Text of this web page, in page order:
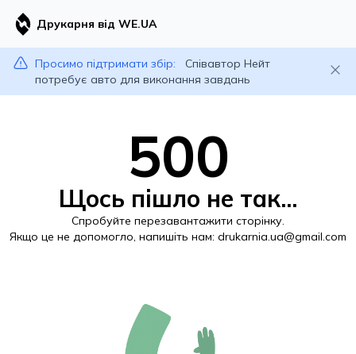
Друкарня від WE.UA
Просимо підтримати збір:
Співавтор Нейт
потребує авто для виконання завдань
500
Щось пішло не так...
Спробуйте перезавантажити сторінку.
Якщо це не допомогло, напишіть нам: drukarnia.ua@gmail.com